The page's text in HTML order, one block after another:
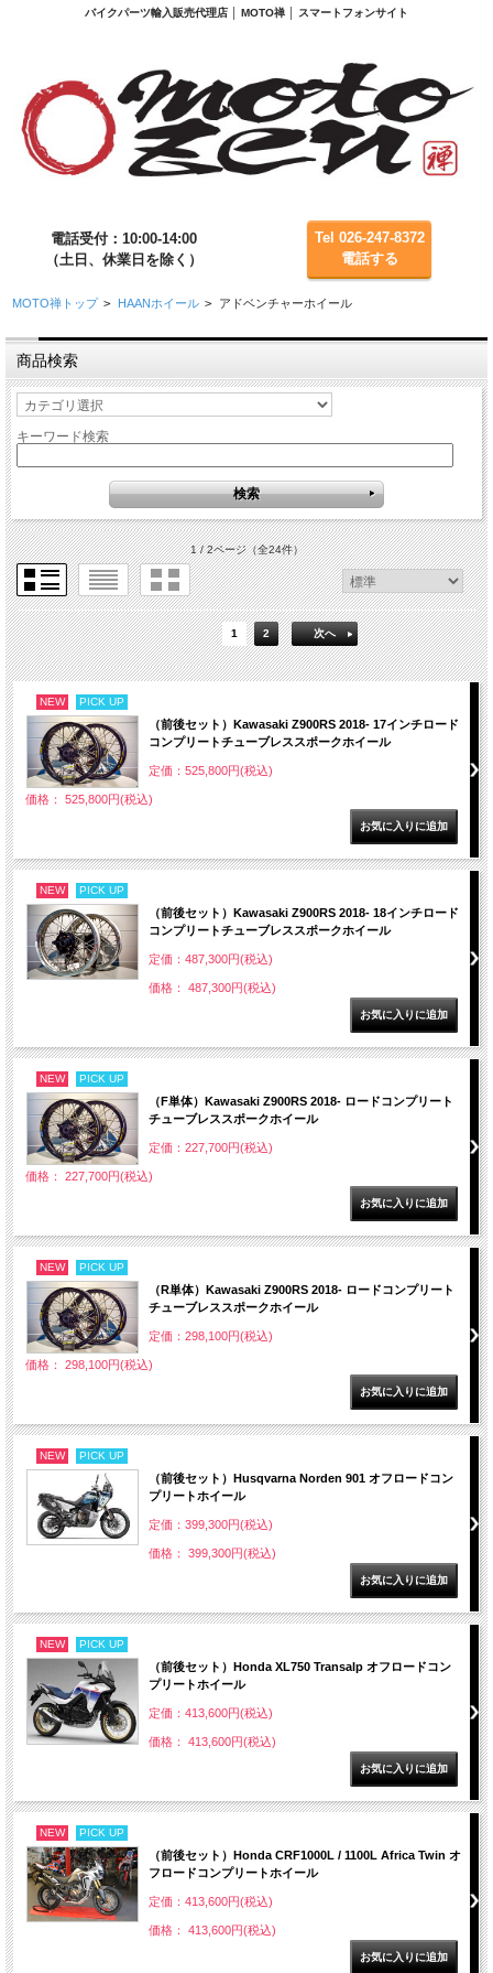
バイクパーツ輸入販売代理店 │ MOTO禅 │ スマートフォンサイト
電話受付：10:00-14:00
（土日、休業日を除く）
Tel 026-247-8372
電話する
MOTO禅トップ > HAANホイール > アドベンチャーホイール
商品検索
キーワード検索
1 / 2ページ（全24件）
1 2 次へ
NEW PICK UP
（前後セット）Kawasaki Z900RS 2018- 17インチロード
コンプリートチューブレススポークホイール
定価：525,800円(税込)
価格： 525,800円(税込)
NEW PICK UP
（前後セット）Kawasaki Z900RS 2018- 18インチロード
コンプリートチューブレススポークホイール
定価：487,300円(税込)
価格： 487,300円(税込)
NEW PICK UP
（F単体）Kawasaki Z900RS 2018- ロードコンプリート
チューブレススポークホイール
定価：227,700円(税込)
価格： 227,700円(税込)
NEW PICK UP
（R単体）Kawasaki Z900RS 2018- ロードコンプリート
チューブレススポークホイール
定価：298,100円(税込)
価格： 298,100円(税込)
NEW PICK UP
（前後セット）Husqvarna Norden 901 オフロードコン
プリートホイール
定価：399,300円(税込)
価格： 399,300円(税込)
NEW PICK UP
（前後セット）Honda XL750 Transalp オフロードコン
プリートホイール
定価：413,600円(税込)
価格： 413,600円(税込)
NEW PICK UP
（前後セット）Honda CRF1000L / 1100L Africa Twin オ
フロードコンプリートホイール
定価：413,600円(税込)
価格： 413,600円(税込)